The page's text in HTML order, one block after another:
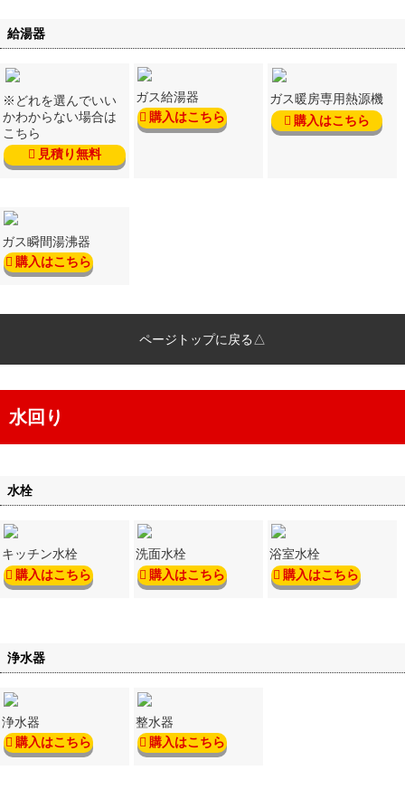
給湯器
※どれを選んでいい
かわからない場合は
こちら
見積り無料
ガス給湯器
購入はこちら
ガス暖房専用熱源機
購入はこちら
ガス瞬間湯沸器
購入はこちら
ページトップに戻る△
水回り
水栓
キッチン水栓
購入はこちら
洗面水栓
購入はこちら
浴室水栓
購入はこちら
浄水器
浄水器
購入はこちら
整水器
購入はこちら